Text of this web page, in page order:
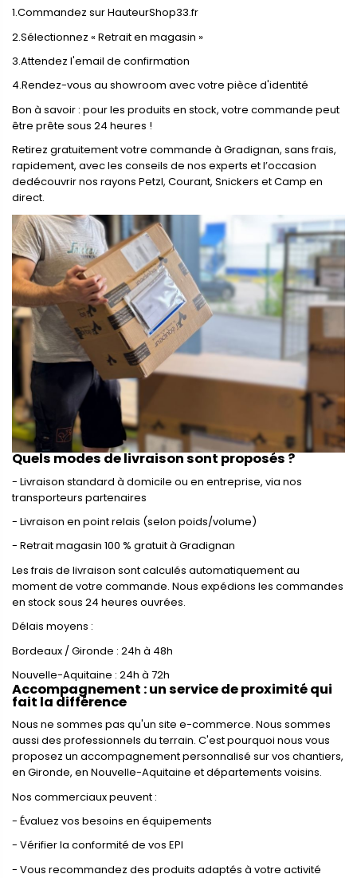
1.Commandez sur HauteurShop33.fr
2.Sélectionnez « Retrait en magasin »
3.Attendez l'email de confirmation
4.Rendez-vous au showroom avec votre pièce d'identité
Bon à savoir : pour les produits en stock, votre commande peut
être prête sous 24 heures !
Retirez gratuitement votre commande à Gradignan, sans frais,
rapidement, avec les conseils de nos experts et l’occasion
dedécouvrir nos rayons Petzl, Courant, Snickers et Camp en
direct.
Quels modes de livraison sont proposés ?
- Livraison standard à domicile ou en entreprise, via nos
transporteurs partenaires
- Livraison en point relais (selon poids/volume)
- Retrait magasin 100 % gratuit à Gradignan
Les frais de livraison sont calculés automatiquement au
moment de votre commande. Nous expédions les commandes
en stock sous 24 heures ouvrées.
Délais moyens :
Bordeaux / Gironde : 24h à 48h
Nouvelle-Aquitaine : 24h à 72h
Accompagnement : un service de proximité qui
fait la différence
Nous ne sommes pas qu'un site e-commerce. Nous sommes
aussi des professionnels du terrain. C'est pourquoi nous vous
proposez un accompagnement personnalisé sur vos chantiers,
en Gironde, en Nouvelle-Aquitaine et départements voisins.
Nos commerciaux peuvent :
- Évaluez vos besoins en équipements
- Vérifier la conformité de vos EPI
- Vous recommandez des produits adaptés à votre activité